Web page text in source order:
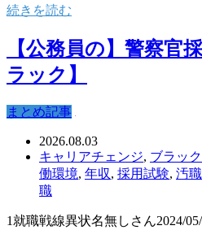
続きを読む
【公務員の】警察官
ラック】
まとめ記事
2026.08.03
キャリアチェンジ, ブラッ
働環境, 年収, 採用試験, 汚職
職
1就職戦線異状名無しさん2024/